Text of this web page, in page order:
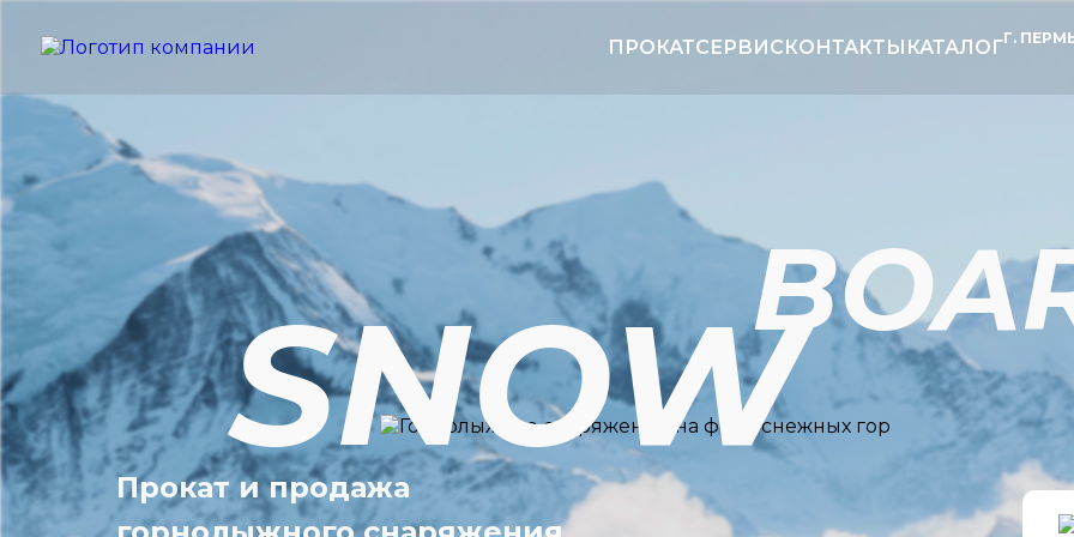
ПРОКАТСЕРВИСКОНТАКТЫ КАТАЛОГГ.
SNOW
Прокат и продажа